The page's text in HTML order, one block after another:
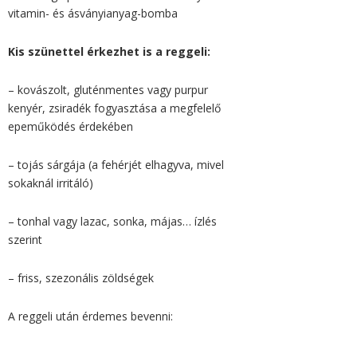
vitamin- és ásványianyag-bomba
Kis szünettel érkezhet is a reggeli:
– kovászolt, gluténmentes vagy purpur
kenyér, zsiradék fogyasztása a megfelelő
epeműködés érdekében
– tojás sárgája (a fehérjét elhagyva, mivel
sokaknál irritáló)
– tonhal vagy lazac, sonka, májas… ízlés
szerint
– friss, szezonális zöldségek
A reggeli után érdemes bevenni: